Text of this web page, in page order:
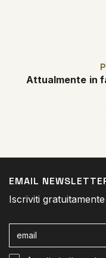
Attualmente in
EMAIL
Iscriviti